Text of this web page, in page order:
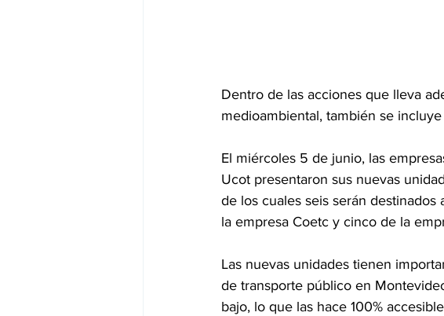
Dentro de las acciones que lleva
medioambiental, también se
El miércoles 5 de junio, las
Ucot presentaron sus nuevas
de los cuales seis serán
la empresa Coetc y cinco de la
Las nuevas unidades tienen
de transporte público en
bajo, lo que las hace 100%